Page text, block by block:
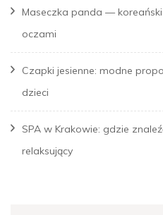
Maseczka panda —
oczami
Czapki jesienne: modne
dzieci
SPA w Krakowie: gdzie
relaksujący